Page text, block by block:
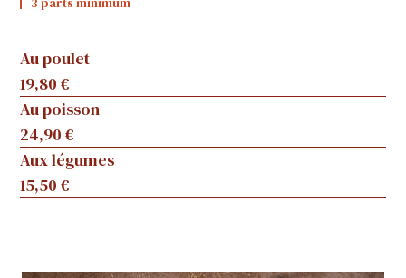
Au poulet
19,80 €
Au poisson
24,90 €
Aux légumes
15,50 €